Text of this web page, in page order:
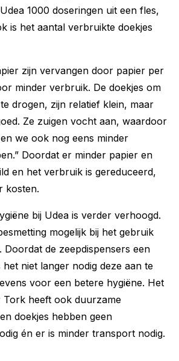
1000 doseringen uit een fles,
is het aantal verbruikte doekjes
zijn vervangen door papier per
minder verbruik. De doekjes om
drogen, zijn relatief klein, maar
Ze zuigen vocht aan, waardoor
we ook nog eens minder
Doordat er minder papier en
en het verbruik is gereduceerd,
kosten.
bij Udea is verder verhoogd.
mogelijk bij het gebruik
Doordat de zeepdispensers een
niet langer nodig deze aan te
voor een betere hygiëne. Het
heeft ook duurzame
doekjes hebben geen
én er is minder transport nodig.